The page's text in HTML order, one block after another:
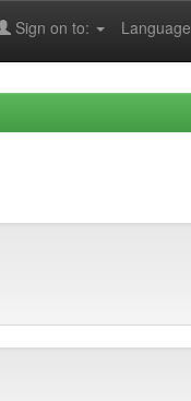
Language
Sign on to: